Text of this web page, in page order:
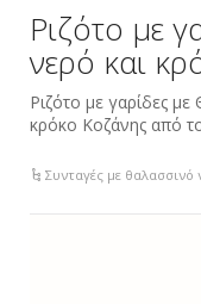
Ριζότο με
νερό και
Ριζότο με γαρίδες
κρόκο Κοζάνης από
Συνταγές με θαλασσινό